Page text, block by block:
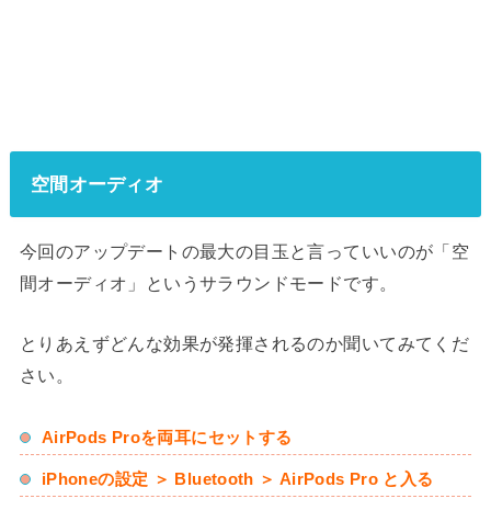
空間オーディオ
今回のアップデートの最大の目玉と言っていいのが「空
間オーディオ」というサラウンドモードです。
とりあえずどんな効果が発揮されるのか聞いてみてくだ
さい。
AirPods Proを両耳にセットする
iPhoneの設定 ＞ Bluetooth ＞ AirPods Pro と入る